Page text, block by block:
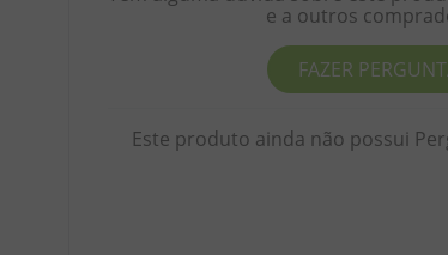
e a outros
FAZER
Este produto ainda não possui